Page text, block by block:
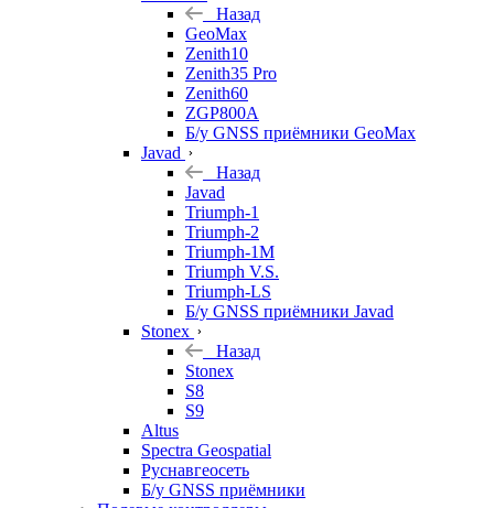
Назад
GeoMax
Zenith10
Zenith35 Pro
Zenith60
ZGP800A
Б/у GNSS приёмники GeoMax
Javad
Назад
Javad
Triumph-1
Triumph-2
Triumph-1M
Triumph V.S.
Triumph-LS
Б/у GNSS приёмники Javad
Stonex
Назад
Stonex
S8
S9
Altus
Spectra Geospatial
Руснавгеосеть
Б/у GNSS приёмники